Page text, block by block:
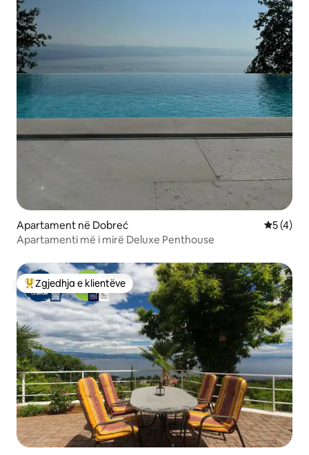
Apartament në Dobreć
5 (4)
Apartamenti më i mirë Deluxe Penthouse
Më të mirat e zgjedhjeve të klientëve
Zgjedhja e klientëve